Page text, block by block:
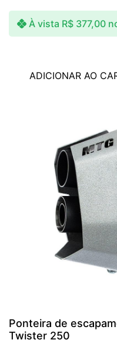
À vista R$377,00
ADICIONAR AO
Ponteira de
Twister 250